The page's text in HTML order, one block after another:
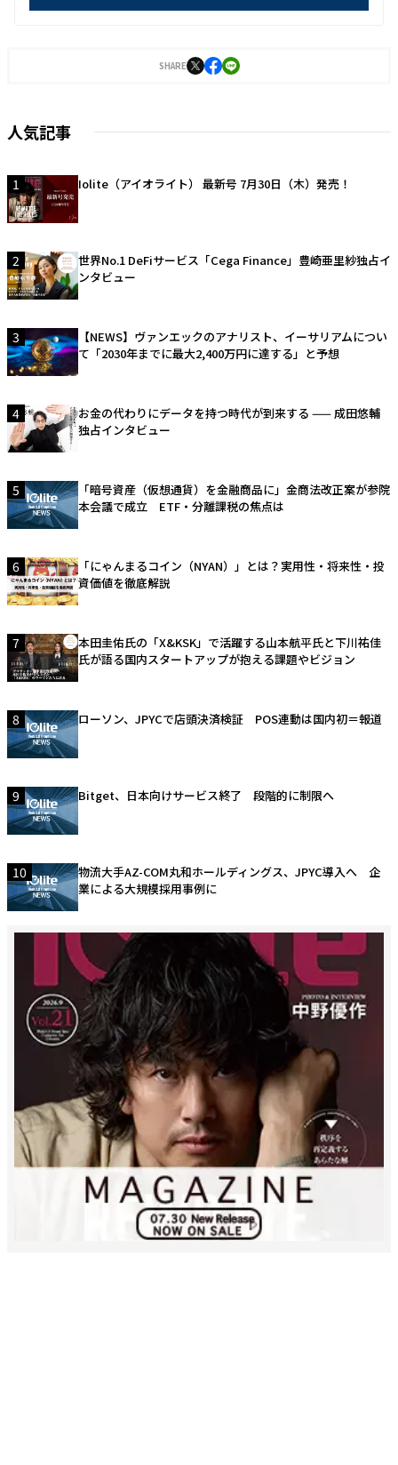
SHARE
人気記事
1 Iolite（アイオライト） 最新号 7月30日（木）発売！
2
世界No.1 DeFiサービス「Cega Finance」豊崎亜里紗独占イ
ンタビュー
3
【NEWS】ヴァンエックのアナリスト、イーサリアムについ
て「2030年までに最大2,400万円に達する」と予想
4
お金の代わりにデータを持つ時代が到来する —— 成田悠輔
独占インタビュー
5
「暗号資産（仮想通貨）を金融商品に」金商法改正案が参院
本会議で成立 ETF・分離課税の焦点は
6
「にゃんまるコイン（NYAN）」とは？実用性・将来性・投
資価値を徹底解説
7
本田圭佑氏の「X&KSK」で活躍する山本航平氏と下川祐佳
氏が語る国内スタートアップが抱える課題やビジョン
8 ローソン、JPYCで店頭決済検証 POS連動は国内初＝報道
9 Bitget、日本向けサービス終了 段階的に制限へ
10
物流大手AZ-COM丸和ホールディングス、JPYC導入へ 企
業による大規模採用事例に